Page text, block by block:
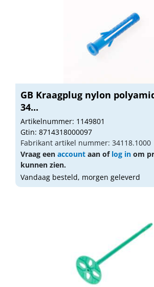
GB Kraagplug nylon
34...
Artikelnummer: 1149801
Gtin: 8714318000097
Fabrikant artikel nummer: 34118.1000
Vraag een account aan of log in om
kunnen zien.
Vandaag besteld, morgen geleverd